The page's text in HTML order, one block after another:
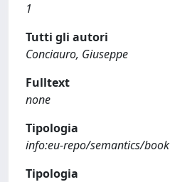
1
Tutti gli autori
Conciauro, Giuseppe
Fulltext
none
Tipologia
info:eu-repo/semantics/book
Tipologia